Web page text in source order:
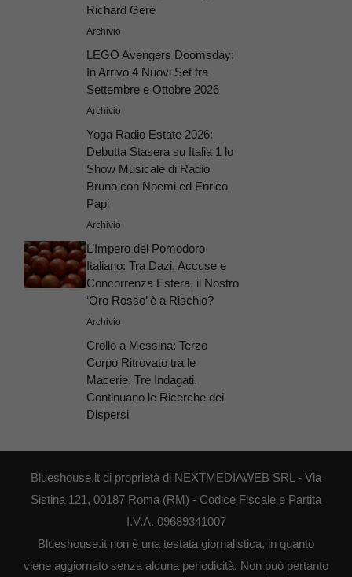
Richard Gere
Archivio
LEGO Avengers Doomsday:
In Arrivo 4 Nuovi Set tra
Settembre e Ottobre 2026
Archivio
Yoga Radio Estate 2026:
Debutta Stasera su Italia 1 lo
Show Musicale di Radio
Bruno con Noemi ed Enrico
Papi
Archivio
L’Impero del Pomodoro
Italiano: Tra Dazi, Accuse e
Concorrenza Estera, il Nostro
‘Oro Rosso’ è a Rischio?
Archivio
Crollo a Messina: Terzo
Corpo Ritrovato tra le
Macerie, Tre Indagati.
Continuano le Ricerche dei
Dispersi
Blueshouse.it di proprietà di NEXTMEDIAWEB SRL - Via
Sistina 121, 00187 Roma (RM) - Codice Fiscale e Partita
I.V.A. 09689341007
Blueshouse.it non è una testata giornalistica, in quanto
viene aggiornato senza alcuna periodicità. Non può pertanto